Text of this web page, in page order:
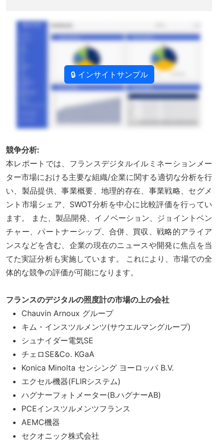
🔒 インサイトサンプル
競争分析:
本レポートでは、フランスデジタルイルミネーションメー
ター市場における主要な組織/企業に関する適切な分析を行
い、製品提供、事業概要、地理的存在、事業戦略、セグメ
ント市場シェア、SWOT分析を中心に比較評価を行ってい
ます。 また、製品開発、イノベーション、ジョイントベン
チャー、パートナーシップ、合併、買収、戦略的アライア
ンスなどを含む、企業の現在のニュースや開発に焦点を当
てた実証分析も実施しています。 これにより、市場での全
体的な競争の評価が可能になります。
フランスのデジタルの照度計の市場の上の会社
Chauvin Arnoux グループ
キム・インスツルメンツ(サウエルマングループ)
シュナイダー電気SE
チェロSE&Co. KGaA
Konica Minolta センシング ヨーロッパ B.V.
エクセル機器(FLIRシステム)
ハグナーフォトメーター(B.ハグナーAB)
PCEインスツルメンツフランス
AEMC機器
セクオニック株式会社